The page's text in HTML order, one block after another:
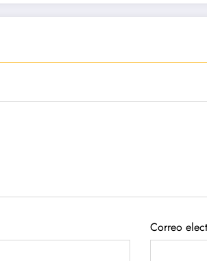
Correo